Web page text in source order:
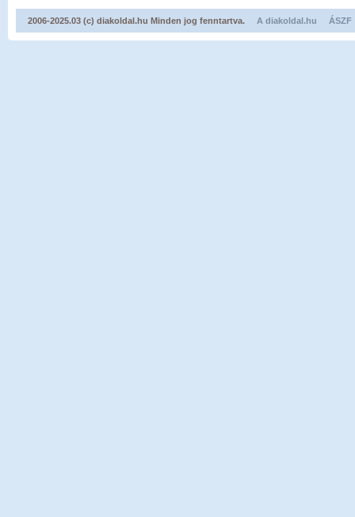
2006-2025.03 (c) diakoldal.hu Minden jog fenntartva. A diakoldal.hu ÁSZF